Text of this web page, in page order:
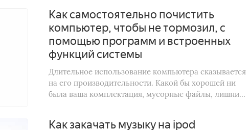
Как самостоятельно почистить
компьютер, чтобы не тормозил, с
помощью программ и встроенных
функций системы
Длительное использование компьютера сказывается
на его производительности. Какой бы хорошей ни
была ваша комплектация, мусорные файлы, лишни...
Как закачать музыку на ipod